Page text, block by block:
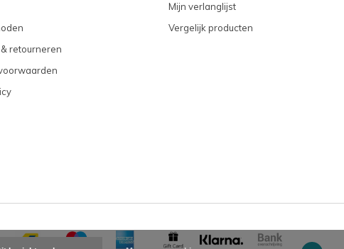
retourneren
Mijn verlanglijst
Vergelijk producten